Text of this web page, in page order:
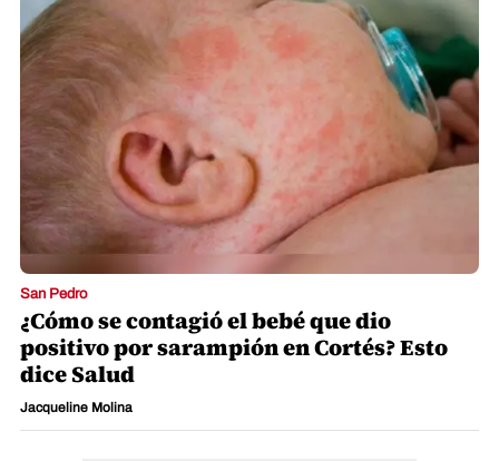
San Pedro
¿Cómo se contagió el bebé que dio
positivo por sarampión en Cortés? Esto
dice Salud
Jacqueline Molina